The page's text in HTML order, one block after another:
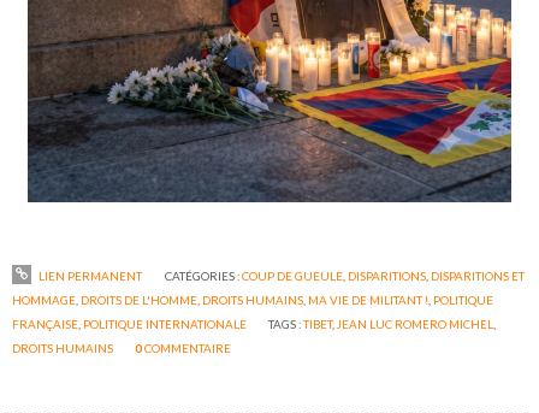
LIEN PERMANENT CATÉGORIES :COUP DE GUEULE, DISPARITIONS, DISPARITIONS ET
HOMMAGE DROITS DE L'HOMME DROITS HUMAINS MA VIE DE MILITANT ! POLITIQUE
FRANÇAISE POLITIQUE INTERNATIONALE TAGS :TIBET, JEAN LUC ROMERO MICHEL
DROITS HUMAINS
0COMMENTAIRE